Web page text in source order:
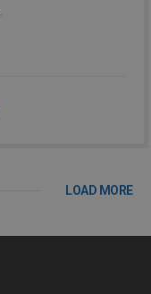
LOAD MORE